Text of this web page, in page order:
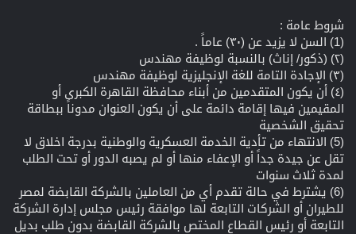
شروط عامة :
(1) السن لا يزيد عن (۳۰) عاماً .
(۲) (ذكور/ إناث) بالنسبة لوظيفة مهندس
(۳) الإجادة التامة للغة الإنجليزية لوظيفة مهندس
(٤) أن يكون المتقدمين من أبناء محافظة القاهرة الكبرى أو
المقيمين فيها إقامة دائمة على أن يكون العنوان مدوناً ببطاقة
تحقيق الشخصية
(5) الانتهاء من تأدية الخدمة العسكرية والوطنية بدرجة اخلاق لا
تقل عن جيدة جداً أو الإعفاء منها أو لم يصبه الدور أو تحت الطلب
لمدة ثلاث سنوات
(6) يشترط في حالة تقدم أي من العاملين بالشركة القابضة لمصر
للطيران أو الشركات التابعة لها موافقة رئيس مجلس إدارة الشركة
التابعة أو رئيس القطاع المختص بالشركة القابضة بدون طلب بديل